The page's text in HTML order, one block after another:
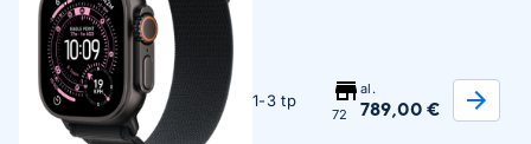
1-3 tp
72
al.
789,00 €